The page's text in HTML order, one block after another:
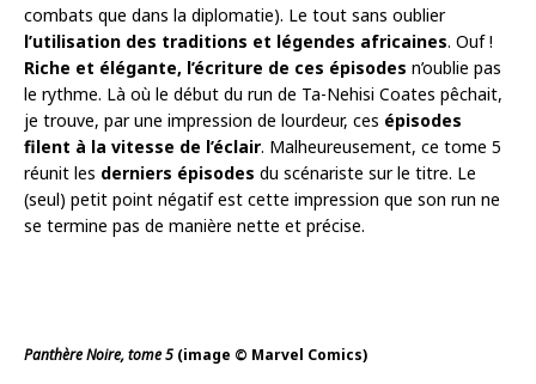
combats que dans la diplomatie). Le tout sans oublier
l’utilisation des traditions et légendes africaines. Ouf !
Riche et élégante, l’écriture de ces épisodes n’oublie pas
le rythme. Là où le début du run de Ta-Nehisi Coates pêchait,
je trouve, par une impression de lourdeur, ces épisodes
filent à la vitesse de l’éclair. Malheureusement, ce tome 5
réunit les derniers épisodes du scénariste sur le titre. Le
(seul) petit point négatif est cette impression que son run ne
se termine pas de manière nette et précise.
Panthère Noire, tome 5 (image © Marvel Comics)